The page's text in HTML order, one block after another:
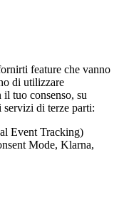
feature che vanno
di utilizzare
tuo consenso, su
di terze parti:
Event Tracking)
Mode, Klarna,